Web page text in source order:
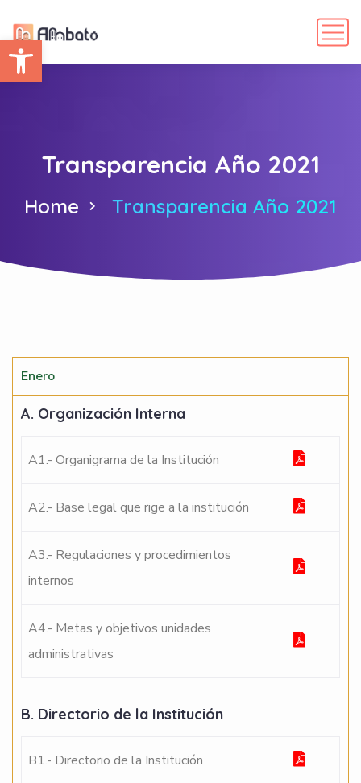
Abrir barra de herramientas
Transparencia Año 2021
Home Transparencia Año 2021
Enero
A. Organización Interna
A1.- Organigrama de la Institución
A2.- Base legal que rige a la institución
A3.- Regulaciones y procedimientos
internos
A4.- Metas y objetivos unidades
administrativas
B. Directorio de la Institución
B1.- Directorio de la Institución